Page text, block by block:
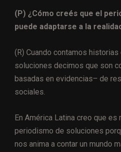
(P) ¿Cómo creés que el
puede adaptarse a la
(R) Cuando contamos
soluciones decimos que son
basadas en evidencias– de
sociales.
En América Latina creo que es
periodismo de soluciones
nos anima a contar un mundo